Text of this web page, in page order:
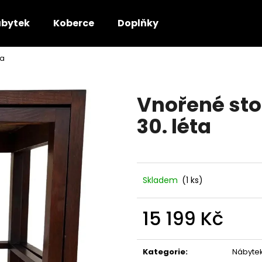
Koberce Doplňky
Vnořené
30. léta
Skladem (1 ks)
15 199 Kč
cena:
Kategorie:
HLEDAT
Doporučujeme